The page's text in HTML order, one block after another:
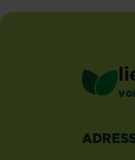
wird
in
den